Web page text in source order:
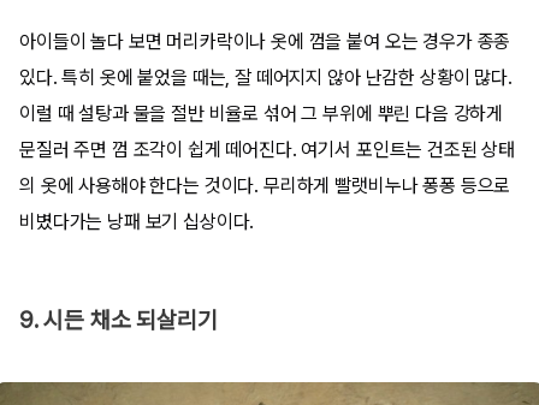
아이들이 놀다 보면 머리카락이나 옷에 껌을 붙여 오는 경우가 종종
있다. 특히 옷에 붙었을 때는, 잘 떼어지지 않아 난감한 상황이 많다.
이럴 때 설탕과 물을 절반 비율로 섞어 그 부위에 뿌린 다음 강하게
문질러 주면 껌 조각이 쉽게 떼어진다. 여기서 포인트는 건조된 상태
의 옷에 사용해야 한다는 것이다. 무리하게 빨랫비누나 퐁퐁 등으로
비볐다가는 낭패 보기 십상이다.
9. 시든 채소 되살리기